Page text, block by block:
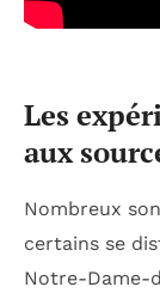
Les
aux
Nombreux
certains se
Notre-Dame-